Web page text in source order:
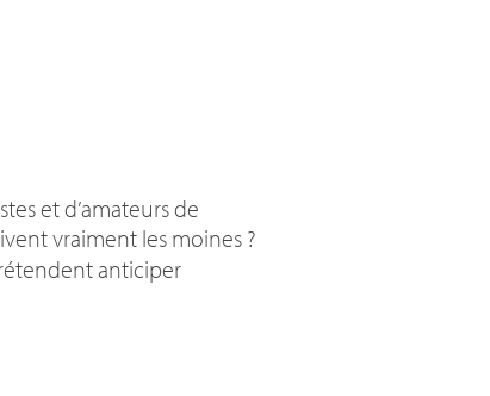
et d’amateurs de
vraiment les moines ?
anticiper